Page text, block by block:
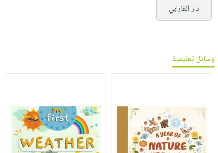
دار الفارابي
وسائل تعليمية